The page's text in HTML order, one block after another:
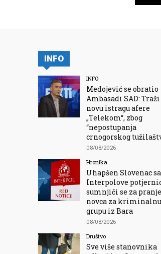
INFO
INFO
Medojević se obratio
Ambasadi SAD: Traži
novu istragu afere
„Telekom“, zbog
“nepostupanja
crnogorskog
08/08/2026
Hronika
Uhapšen Slovenac sa
Interpolove
sumnjiči se za pranje
novca za kriminalnu
grupu iz Bara
08/08/2026
Društvo
Sve više stanovnika